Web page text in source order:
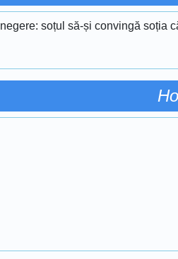
soțul să-și convingă soția